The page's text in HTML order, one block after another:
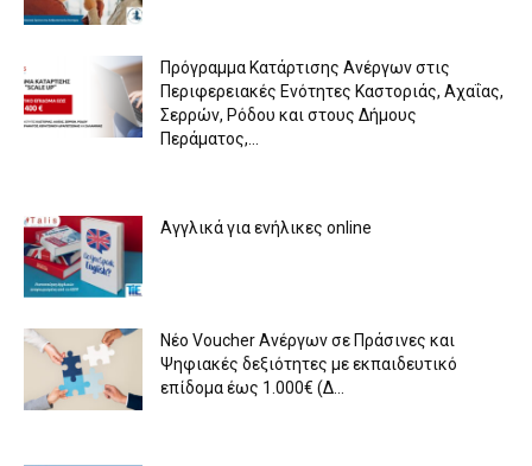
Πρόγραμμα Κατάρτισης Ανέργων στις
Περιφερειακές Ενότητες Καστοριάς, Αχαΐας,
Σερρών, Ρόδου και στους Δήμους
Περάματος,...
Αγγλικά για ενήλικες online
Νέο Voucher Aνέργων σε Πράσινες και
Ψηφιακές δεξιότητες με εκπαιδευτικό
επίδομα έως 1.000€ (Δ...